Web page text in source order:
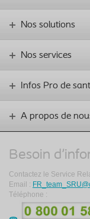
Nos solutions
Nos services
Infos Pro de
A propos de
Besoin
Contactez le Service
Email :
Téléphone :